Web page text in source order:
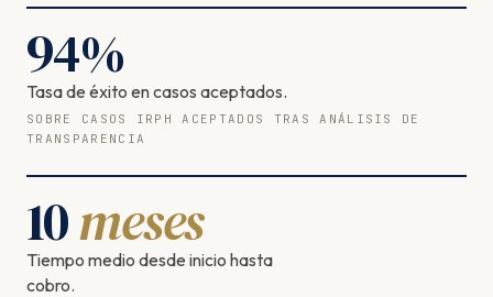
94%
Tasa de éxito en casos aceptados.
SOBRE CASOS IRPH ACEPTADOS TRAS ANÁLISIS DE
TRANSPARENCIA
10meses
Tiempo medio desde inicio hasta
cobro.